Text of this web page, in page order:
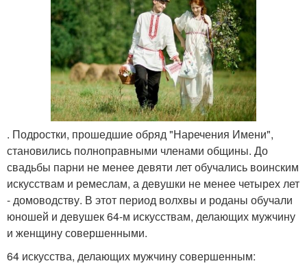
. Подростки, прошедшие обряд "Наречения Имени",
становились полноправными членами общины. До
свадьбы парни не менее девяти лет обучались воинским
искусствам и ремеслам, а девушки не менее четырех лет
- домоводству. В этот период волхвы и роданы обучали
юношей и девушек 64-м искусствам, делающих мужчину
и женщину совершенными.
64 искусства, делающих мужчину совершенным: